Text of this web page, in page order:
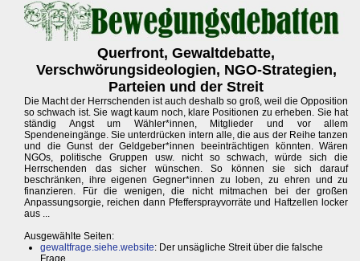
Querfront, Gewaltdebatte,
Verschwörungsideologien, NGO-Strategien,
Parteien und der Streit
Die Macht der Herrschenden ist auch deshalb so groß, weil die Opposition
so schwach ist. Sie wagt kaum noch, klare Positionen zu erheben. Sie hat
ständig Angst um Wähler*innen, Mitglieder und vor allem
Spendeneingänge. Sie unterdrücken intern alle, die aus der Reihe tanzen
und die Gunst der Geldgeber*innen beeinträchtigen könnten. Wären
NGOs, politische Gruppen usw. nicht so schwach, würde sich die
Herrschenden das sicher wünschen. So können sie sich darauf
beschränken, ihre eigenen Gegner*innen zu loben, zu ehren und zu
finanzieren. Für die wenigen, die nicht mitmachen bei der großen
Anpassungsorgie, reichen dann Pfeffersprayvorräte und Haftzellen locker
aus ...
Ausgewählte Seiten:
gewaltfrage.siehe.website: Der unsägliche Streit über die falsche